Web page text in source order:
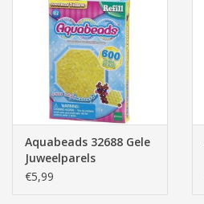
Aquabeads 32688 Gele
Juweelparels
€5,99